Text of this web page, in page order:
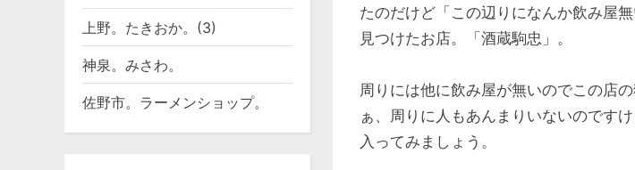
たのだけど「この辺りになんか飲み屋
見つけたお店。「酒蔵駒忠」。
周りには他に飲み屋が無いのでこの店
ぁ、周りに人もあんまりいないのです
入ってみましょう。
上野。たきおか。(3)
神泉。みさわ。
佐野市。ラーメンショップ。